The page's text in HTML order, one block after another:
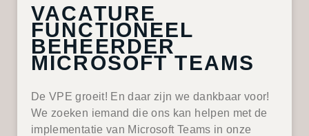
VACATURE
FUNCTIONEEL
BEHEERDER
MICROSOFT TEAMS
De VPE groeit! En daar zijn we dankbaar voor!
We zoeken iemand die ons kan helpen met de
implementatie van Microsoft Teams in onze